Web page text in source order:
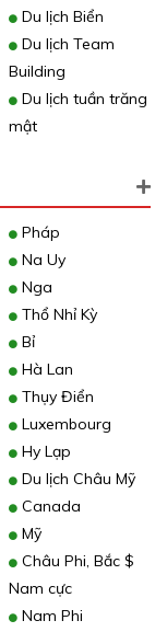
Du lịch Biển
Du lịch Team
Building
Du lịch tuần trăng
mật
Pháp
Na Uy
Nga
Thổ Nhỉ Kỳ
Bỉ
Hà Lan
Thụy Điển
Luxembourg
Hy Lạp
Du lịch Châu Mỹ
Canada
Mỹ
Châu Phi, Bắc $
Nam cực
Nam Phi